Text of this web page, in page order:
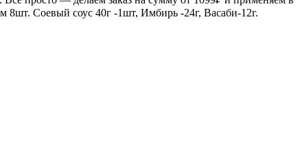
8шт. Соевый соус 40г -1шт, Имбирь -24г, Васаби-12г.